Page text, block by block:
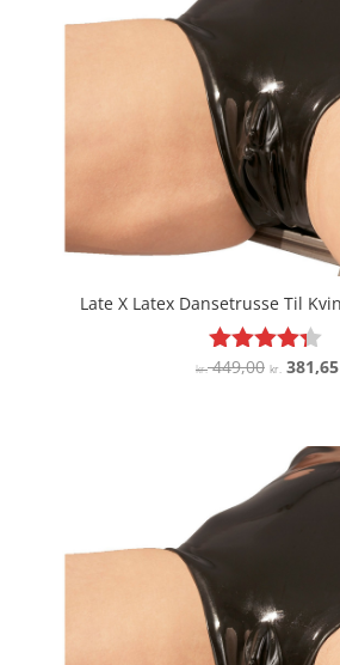
Late X Latex Dansetrusse Til
Vurderet
kr.449,00 Den
var:
kr. 449,00.
kr.381,65